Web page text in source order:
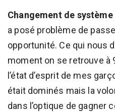
Changement de système
a posé problème de
opportunité. Ce qui nous
moment on se retrouve à
l’état d’esprit de mes
était dominés mais la
dans l’optique de gagner